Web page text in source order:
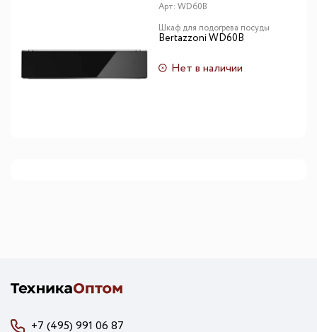
Арт: WD60B
Шкаф для подогрева посуды
Bertazzoni WD60B
Нет в наличии
+7 (495) 991 06 87